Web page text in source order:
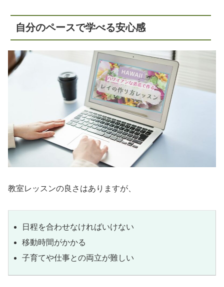
自分のペースで学べる安心感
教室レッスンの良さはありますが、
日程を合わせなければいけない
移動時間がかかる
子育てや仕事との両立が難しい